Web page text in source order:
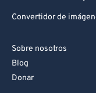
Convertidor de
Sobre nosotros
Blog
Donar